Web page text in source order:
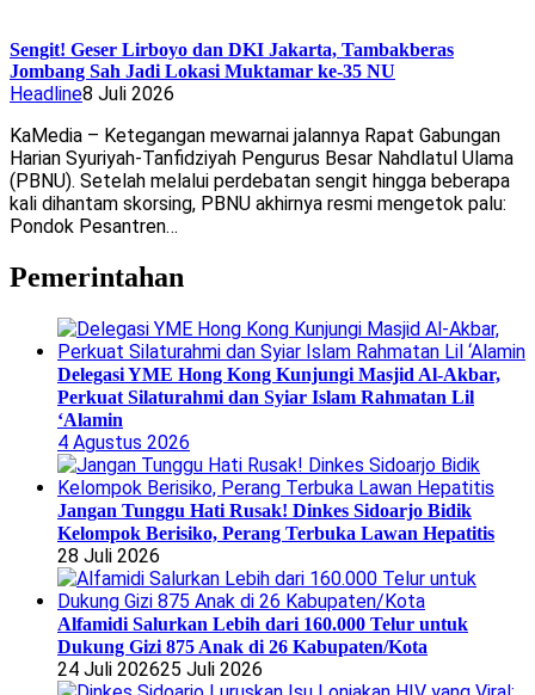
Sengit! Geser Lirboyo dan DKI Jakarta, Tambakberas
Jombang Sah Jadi Lokasi Muktamar ke-35 NU
Headline8 Juli 2026
KaMedia – Ketegangan mewarnai jalannya Rapat Gabungan
Harian Syuriyah-Tanfidziyah Pengurus Besar Nahdlatul Ulama
(PBNU). Setelah melalui perdebatan sengit hingga beberapa
kali dihantam skorsing, PBNU akhirnya resmi mengetok palu:
Pondok Pesantren…
Pemerintahan
Delegasi YME Hong Kong Kunjungi Masjid Al-Akbar,
Perkuat Silaturahmi dan Syiar Islam Rahmatan Lil
‘Alamin
4 Agustus 2026
Jangan Tunggu Hati Rusak! Dinkes Sidoarjo Bidik
Kelompok Berisiko, Perang Terbuka Lawan Hepatitis
28 Juli 2026
Alfamidi Salurkan Lebih dari 160.000 Telur untuk
Dukung Gizi 875 Anak di 26 Kabupaten/Kota
24 Juli 202625 Juli 2026